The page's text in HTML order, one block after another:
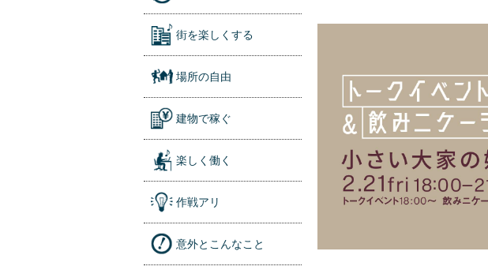
街を楽しくする
場所の自由
建物で稼ぐ
楽しく働く
作戦アリ
意外とこんなこと